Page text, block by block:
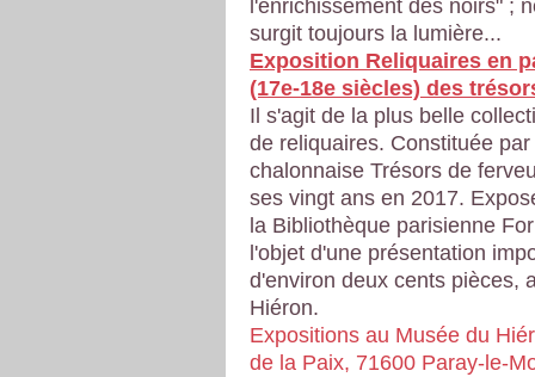
l'enrichissement des noirs" ;
surgit toujours la lumière...
Exposition Reliquaires en
(17e-18e siècles) des
Il s'agit de la plus belle
de reliquaires. Constituée
chalonnaise Trésors de
ses vingt ans en 2017.
la Bibliothèque parisienne
l'objet d'une présentation
d'environ deux cents pièces,
Hiéron.
Expositions au Musée du
de la Paix, 71600 Paray-le-